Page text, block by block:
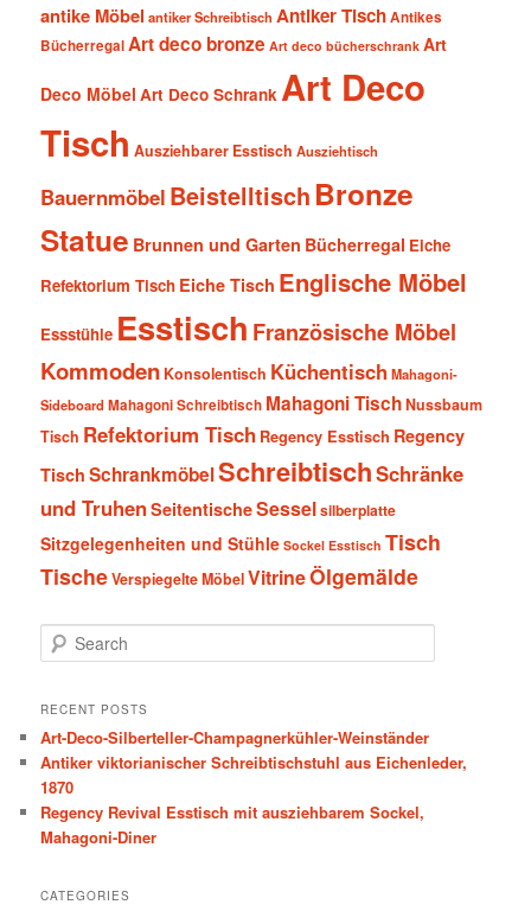
antike Möbel antiker Schreibtisch Antiker TischAntikes
BücherregalArt deco bronze Art deco bücherschrank Art
Deco Möbel Art Deco Schrank Art Deco
Tisch Ausziehbarer Esstisch Ausziehtisch
Bauernmöbel Beistelltisch Bronze
Statue Brunnen und Garten Bücherregal Eiche
Refektorium Tisch Eiche Tisch Englische Möbel
Essstühle Esstisch Französische Möbel
Kommoden Konsolentisch Küchentisch Mahagoni-
SideboardMahagoni Schreibtisch Mahagoni TischNussbaum
Tisch Refektorium Tisch Regency Esstisch Regency
Tisch SchrankmöbelSchreibtischSchränke
und TruhenSeitentischeSesselsilberplatte
Sitzgelegenheiten und Stühle Sockel Esstisch Tisch
TischeVerspiegelte MöbelVitrineÖlgemälde
e
r
h
RECENT POSTS
Art-Deco-Silberteller-Champagnerkühler-Weinständer
Antiker viktorianischer Schreibtischstuhl aus Eichenleder,
1870
Regency Revival Esstisch mit ausziehbarem Sockel,
Mahagoni-Diner
CATEGORIES